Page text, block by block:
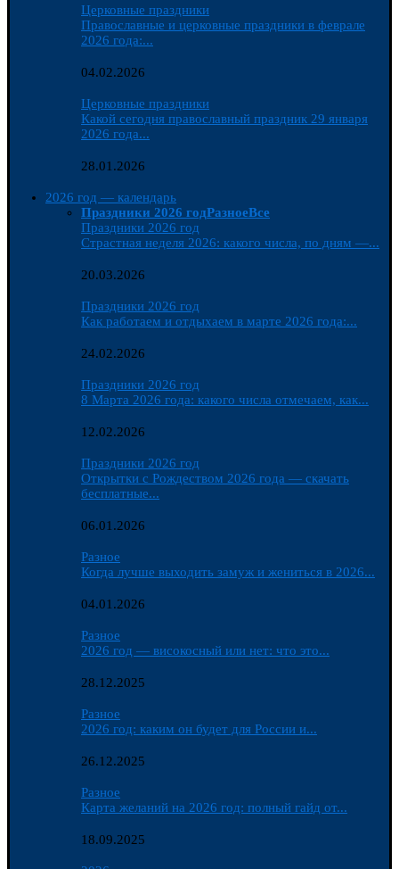
Церковные праздники
Православные и церковные праздники в феврале
2026 года:...
04.02.2026
Церковные праздники
Какой сегодня православный праздник 29 января
2026 года...
28.01.2026
2026 год — календарь
Праздники 2026 годРазноеВсе
Праздники 2026 год
Страстная неделя 2026: какого числа, по дням —...
20.03.2026
Праздники 2026 год
Как работаем и отдыхаем в марте 2026 года:...
24.02.2026
Праздники 2026 год
8 Марта 2026 года: какого числа отмечаем, как...
12.02.2026
Праздники 2026 год
Открытки с Рождеством 2026 года — скачать
бесплатные...
06.01.2026
Разное
Когда лучше выходить замуж и жениться в 2026...
04.01.2026
Разное
2026 год — високосный или нет: что это...
28.12.2025
Разное
2026 год: каким он будет для России и...
26.12.2025
Разное
Карта желаний на 2026 год: полный гайд от...
18.09.2025